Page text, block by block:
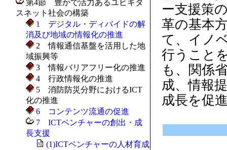
第4節 豊かで活力あるユビキタ
スネット社会の構築
1 デジタル・ディバイドの解
消及び地域の情報化の推進
2 情報通信基盤を活用した地
域振興等
3 情報バリアフリー化の推進
4 行政情報化の推進
5 消防防災分野におけるICT
化の推進
6 コンテンツ流通の促進
7 ICTベンチャーの創出・成
長支援
(1)ICTベンチャーの人材育成
ー支援策
革の基本
て、イノ
行うこと
も、関係
成、情報
成長を促